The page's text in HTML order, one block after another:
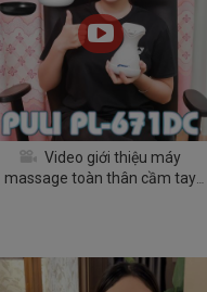
Video giới thiệu máy
massage toàn thân cầm tay